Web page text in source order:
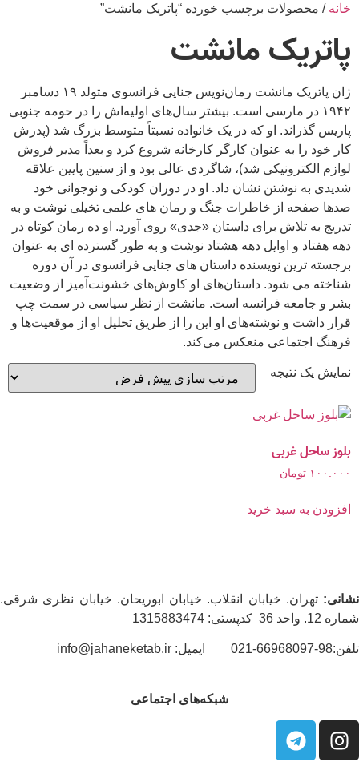
خانه / محصولات برچسب خورده “پاتریک مانشت”
پاتریک مانشت
ژان پاتریک مانشت رمان‌نویس جنایی فرانسوی متولد ۱۹ دسامبر
۱۹۴۲ در مارسی است. بیشتر سال‌های اولیه‌اش را در حومه جنوبی
پاریس گذراند. او که در یک خانواده نسبتاً متوسط ​​بزرگ شد (پدرش
کار خود را به عنوان کارگر کارخانه شروع کرد و بعداً مدیر فروش
لوازم الکترونیکی شد)، شاگردی عالی بود و از سنین پایین علاقه
شدیدی به نوشتن نشان داد. او در دوران کودکی و نوجوانی خود
صدها صفحه از خاطرات جنگ و رمان های علمی تخیلی نوشت و به
تدریج به تلاش برای داستان «جدی» روی آورد. او ده رمان کوتاه در
دهه هفتاد و اوایل دهه هشتاد نوشت و به طور گسترده ای به عنوان
برجسته ترین نویسنده داستان های جنایی فرانسوی در آن دوره
شناخته می شود. داستان‌های او کاوش‌های خشونت‌آمیز از وضعیت
بشر و جامعه فرانسه است. مانشت از نظر سیاسی در سمت چپ
قرار داشت و نوشته‌های او این را از طریق تحلیل او از موقعیت‌ها و
فرهنگ اجتماعی منعکس می‌کند.
نمایش یک نتیجه
بلوز ساحل غربی
۱۰۰.۰۰۰ تومان
افزودن به سبد خرید
نشانی: تهران. خیابان انقلاب. خیابان ابوریحان. خیابان نظری شرقی.
شماره 12. واحد 36 کدپستی: 1315883474
تلفن:98-66968097-021 ایمیل: info@jahaneketab.ir
شبکه‌های اجتماعی